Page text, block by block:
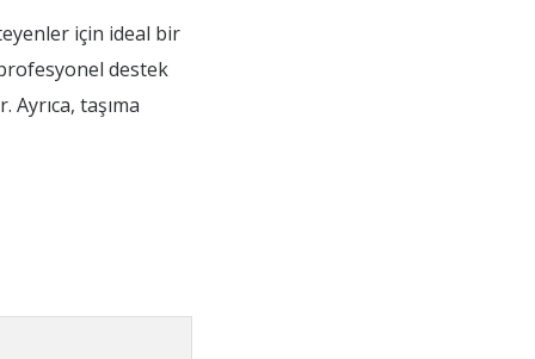
için ideal bir
destek
taşıma